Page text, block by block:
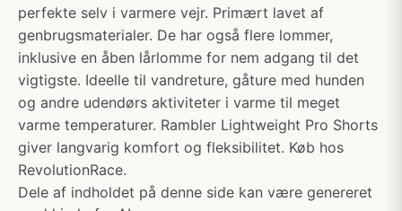
perfekte selv i varmere vejr. Primært lavet af
genbrugsmaterialer. De har også flere lommer,
inklusive en åben lårlomme for nem adgang til det
vigtigste. Ideelle til vandreture, gåture med hunden
og andre udendørs aktiviteter i varme til meget
varme temperaturer. Rambler Lightweight Pro Shorts
giver langvarig komfort og fleksibilitet. Køb hos
RevolutionRace.
Dele af indholdet på denne side kan være genereret